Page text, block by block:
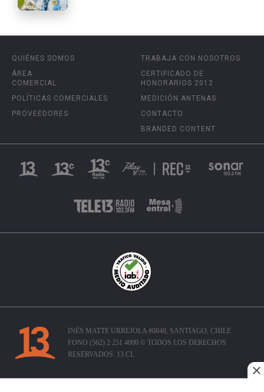
QUIÉNES SOMOS
ÁREA
COMERCIAL
POLÍTICAS COMERCIALES
PROVEEDORES
TRABAJA CON NOSOTROS
CERTIFICADO DE
HONORARIOS 2012
MEDICIÓN ANTENAS
CONTACTO
BRANDED CONTENT
INÉS MATTE URREJOLA #0848, SANTIAGO, CHILE
FONO (562) 2 251 4000 © TODOS LOS DERECHOS
RESERVADOS. 13.CL